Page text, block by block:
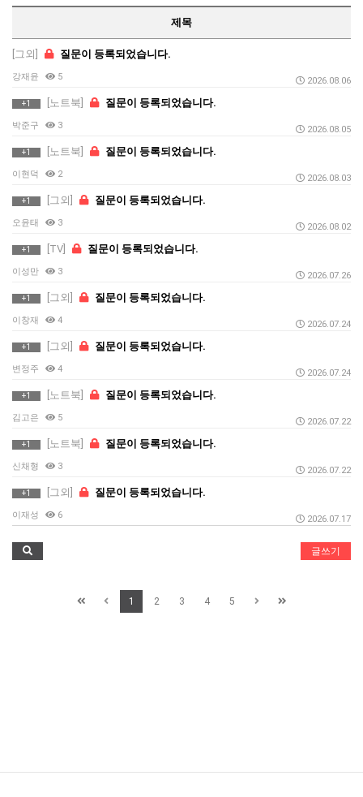
제목
[그외] 질문이 등록되었습니다.
강재윤 5 2026.08.06
+1 [노트북] 질문이 등록되었습니다.
박준구 3 2026.08.05
+1 [노트북] 질문이 등록되었습니다.
이현덕 2 2026.08.03
+1 [그외] 질문이 등록되었습니다.
오윤태 3 2026.08.02
+1 [TV] 질문이 등록되었습니다.
이성만 3 2026.07.26
+1 [그외] 질문이 등록되었습니다.
이창재 4 2026.07.24
+1 [그외] 질문이 등록되었습니다.
변정주 4 2026.07.24
+1 [노트북] 질문이 등록되었습니다.
김고은 5 2026.07.22
+1 [노트북] 질문이 등록되었습니다.
신채형 3 2026.07.22
+1 [그외] 질문이 등록되었습니다.
이재성 6 2026.07.17
글쓰기
1 2 3 4 5